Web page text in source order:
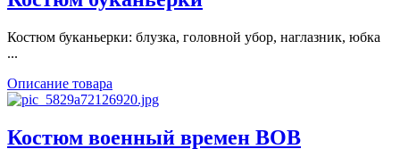
Костюм буканьерки: блузка, головной убор, наглазник, юбка
...
Описание товара
Костюм военный времен ВОВ